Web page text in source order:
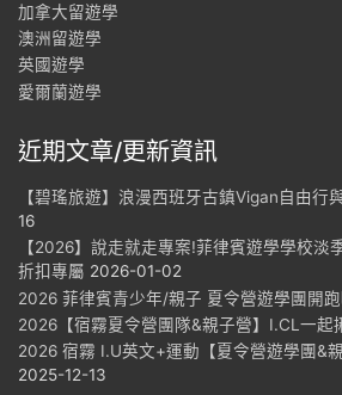
加拿大留遊學
澳洲留遊學
英國遊學
愛爾蘭遊學
近期文章/更新資訊
【碧瑤旅遊】浪漫西班牙古鎮Vigan自由行
16
【2026】說走就走專案!菲律賓遊學學校淡
折扣專屬 2026-01-02
2026 菲律賓青少年/親子 夏令營遊學團開
2026【宿霧夏令營團隊&親子營】I.CL一起
2026 宿霧 I.U英文+運動【夏令營遊學團&
2025-12-13